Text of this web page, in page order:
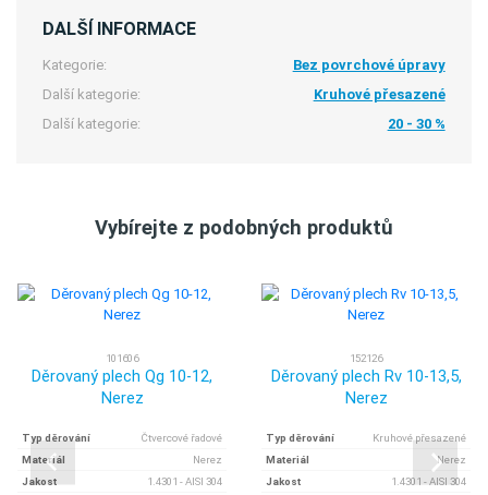
DALŠÍ INFORMACE
Kategorie:
Bez povrchové úpravy
Další kategorie:
Kruhové přesazené
Další kategorie:
20 - 30 %
Vybírejte z podobných produktů
101606
Děrovaný plech Qg 10-12,
Nerez
Typ děrování
Čtvercové řadové
Materiál
Nerez
Jakost
1.4301 - AISI 304
152126
Děrovaný plech Rv 10-13,5,
Nerez
Typ děrování
Kruhové přesazené
Materiál
Nerez
Jakost
1.4301 - AISI 304